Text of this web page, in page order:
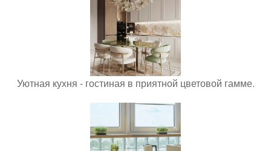
Уютная кухня - гостиная в приятной цветовой гамме.